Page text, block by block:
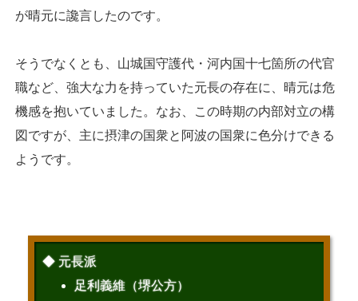
が晴元に讒言したのです。
そうでなくとも、山城国守護代・河内国十七箇所の代官
職など、強大な力を持っていた元長の存在に、晴元は危
機感を抱いていました。なお、この時期の内部対立の構
図ですが、主に摂津の国衆と阿波の国衆に色分けできる
ようです。
◆ 元長派
足利義維（堺公方）